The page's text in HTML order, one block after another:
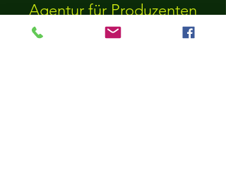
Agentur für Produzenten